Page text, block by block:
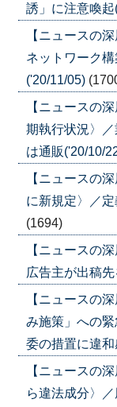
誘」に注意喚
【ニュースの
ネットワーク
('20/11/05)
【ニュースの
期執行状況〉
は通販('20/10/
【ニュースの
に新規定〉／
(1694)
【ニュースの
広告主が出稿
【ニュースの
み施策」への
委の措置に違
【ニュースの
ら違法成分〉